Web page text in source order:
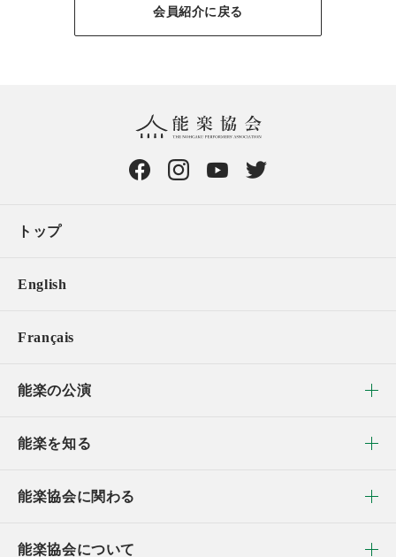
会員紹介に戻る
トップ
English
Français
能楽の公演
能楽を知る
能楽協会に関わる
能楽協会について